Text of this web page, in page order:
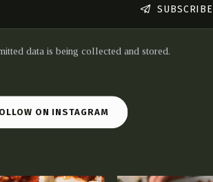
SUBSCRIBE
data is being collected and stored.
ON INSTAGRAM